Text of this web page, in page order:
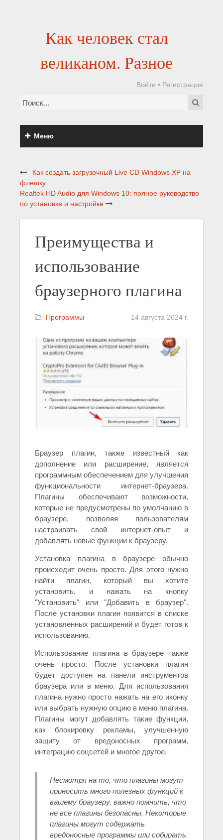
Как человек стал
великаном. Разное
Войти • Регистрация
Меню
Как создать загрузочный Live CD Windows XP на
флешку
Realtek HD Audio для Windows 10: полное руководство
по установке и настройке
Преимущества и
использование
браузерного плагина
Программы 14 августа 2024 г.
Браузер плагин, также известный как
дополнение или расширение, является
программным обеспечением для улучшения
функциональности интернет-браузера.
Плагины обеспечивают возможности,
которые не предусмотрены по умолчанию в
браузере, позволяя пользователям
настраивать свой интернет-опыт и
добавлять новые функции к браузеру.
Установка плагина в браузере обычно
происходит очень просто. Для этого нужно
найти плагин, который вы хотите
установить, и нажать на кнопку
"Установить" или "Добавить в браузер".
После установки плагин появится в списке
установленных расширений и будет готов к
использованию.
Использование плагина в браузере также
очень просто. После установки плагин
будет доступен на панели инструментов
браузера или в меню. Для использования
плагина нужно просто нажать на его иконку
или выбрать нужную опцию в меню плагина.
Плагины могут добавлять такие функции,
как блокировку рекламы, улучшенную
защиту от вредоносных программ,
интеграцию соцсетей и многое другое.
Несмотря на то, что плагины могут
приносить много полезных функций к
вашему браузеру, важно помнить, что
не все плагины безопасны. Некоторые
плагины могут содержать
вредоносные программы или собирать